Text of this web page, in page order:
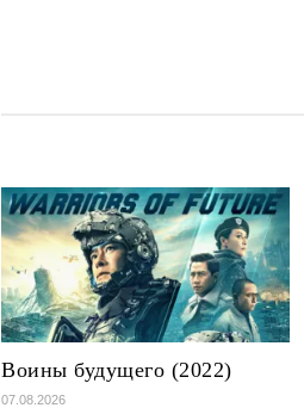
Воины будущего (2022)
07.08.2026